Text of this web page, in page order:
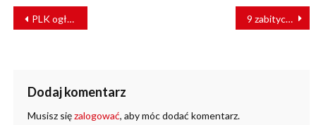
NAWIGACJA
WPISU
PLK ogłosiły przetargi za prawie 6 mld zł 9 zabitych, 45 rannych – wypadek w indyjskim dystrykcie Jalpaiguri
Dodaj komentarz
Musisz sięzalogować, aby móc dodać komentarz.